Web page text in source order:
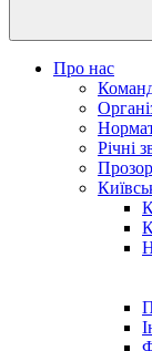
Про нас
Річні